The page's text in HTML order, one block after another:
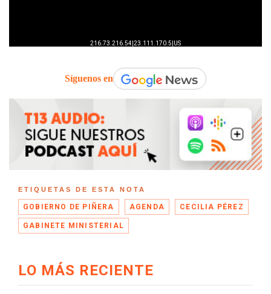
Síguenos en
ETIQUETAS DE ESTA NOTA
GOBIERNO DE PIÑERA AGENDA CECILIA PÉREZ
GABINETE MINISTERIAL
LO MÁS RECIENTE